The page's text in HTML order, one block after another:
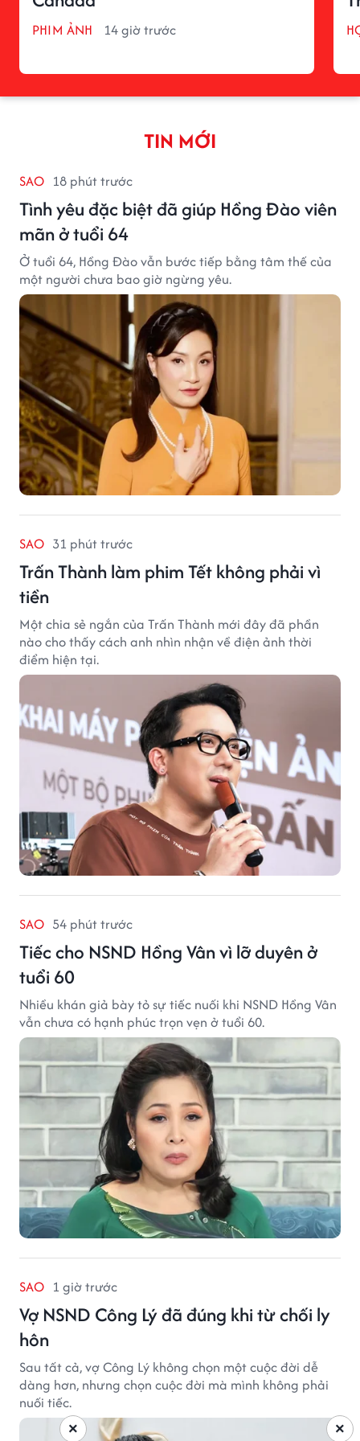
PHIM ẢNH 14 giờ trước
TIN MỚI
SAO 18 phút trước
Tình yêu đặc biệt đã giúp Hồng Đào viên
mãn ở tuổi 64
Ở tuổi 64, Hồng Đào vẫn bước tiếp bằng tâm thế của
một người chưa bao giờ ngừng yêu.
SAO 31 phút trước
Trấn Thành làm phim Tết không phải vì
tiền
Một chia sẻ ngắn của Trấn Thành mới đây đã phần
nào cho thấy cách anh nhìn nhận về điện ảnh thời
điểm hiện tại.
SAO 54 phút trước
Tiếc cho NSND Hồng Vân vì lỡ duyên ở
tuổi 60
Nhiều khán giả bày tỏ sự tiếc nuối khi NSND Hồng Vân
vẫn chưa có hạnh phúc trọn vẹn ở tuổi 60.
SAO 1 giờ trước
Vợ NSND Công Lý đã đúng khi từ chối ly
hôn
Sau tất cả, vợ Công Lý không chọn một cuộc đời dễ
dàng hơn, nhưng chọn cuộc đời mà mình không phải
nuối tiếc.
×
×